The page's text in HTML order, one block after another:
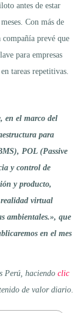
antes de estar
Con más de
prevé que
para empresas
tareas repetitivas.
en el marco del
para
POL (Passive
y control de
y producto,
virtual
ambientales.», que
en el mes
Perú, haciendo clic
de valor diario